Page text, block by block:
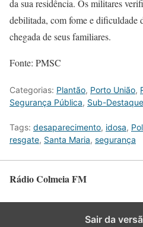
da sua residência. Os militares
debilitada, com fome e dificuldade
chegada de seus familiares.
Fonte: PMSC
Categorias: Plantão, Porto União,
Segurança Pública, Sub-
Tags: desaparecimento, idosa,
resgate, Santa Maria, segurança
Rádio Colmeia FM
Sair da